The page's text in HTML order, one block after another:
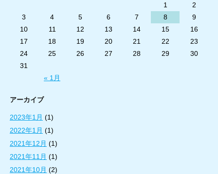
« 1月
1
2
3
4 5 6 7 8
9
10
11 12 13 14 15
16
17
18 19 20 21 22
23
24
25 26 27 28 29
30
31
アーカイブ
2023年1月 (1)
2022年1月 (1)
2021年12月 (1)
2021年11月 (1)
2021年10月 (2)